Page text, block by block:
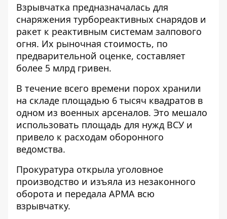
Взрывчатка предназначалась для
снаряжения турбореактивных снарядов и
ракет к реактивным системам залпового
огня. Их рыночная стоимость, по
предварительной оценке, составляет
более 5 млрд гривен.
В течение всего времени порох хранили
на складе площадью 6 тысяч квадратов в
одном из военных арсеналов. Это мешало
использовать площадь для нужд ВСУ и
привело к расходам оборонного
ведомства.
Прокуратура открыла уголовное
производство и изъяла из незаконного
оборота и передала АРМА всю
взрывчатку.